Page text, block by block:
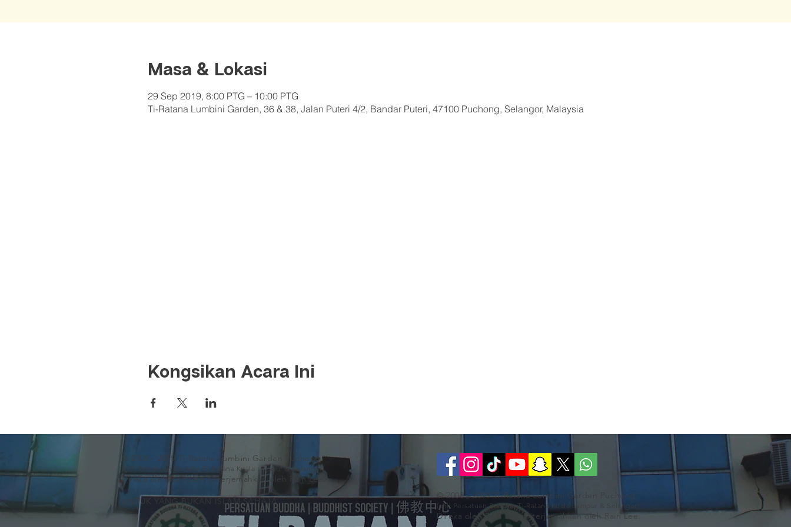
Masa & Lokasi
29 Sep 2019, 8:00 PTG – 10:00 PTG
Ti-Ratana Lumbini Garden, 36 & 38, Jalan Puteri 4/2, Bandar Puteri, 47100 Puchong, Selangor, Malaysia
Kongsikan Acara Ini
© 2008 - 2019 Ti-Ratana Lumbini Garden Puchong.
(ahli Persatuan Buddha Ti-Ratana Kuala Lumpur & Selangor)
Direka oleh Rain Lee. Diterjemahkan oleh Rain Lee.
UNTUK YANG BUKAN ISLAM SAHAJA
© 2008 - 2019 Ti-Ratana Lumbini Garden Puchong.
(ahli Persatuan Buddha Ti-Ratana Kuala Lumpur & Selangor)
Direka oleh Rain Lee. Diterjemahkan oleh Rain Lee.